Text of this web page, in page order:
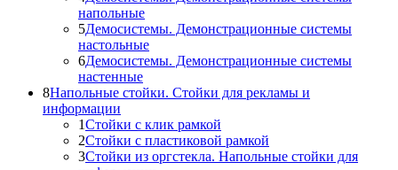
напольные
5Демосистемы. Демонстрационные системы
настольные
6Демосистемы. Демонстрационные системы
настенные
8Напольные стойки. Стойки для рекламы и
информации
1Стойки с клик рамкой
2Стойки с пластиковой рамкой
3Стойки из оргстекла. Напольные стойки для